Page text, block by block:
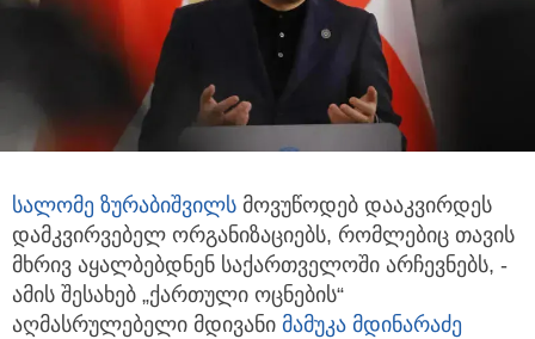
სალომე ზურაბიშვილს მოვუწოდებ დააკვირდეს
დამკვირვებელ ორგანიზაციებს, რომლებიც თავის
მხრივ აყალბებდნენ საქართველოში არჩევნებს, -
ამის შესახებ „ქართული ოცნების“
აღმასრულებელი მდივანი მამუკა მდინარაძე